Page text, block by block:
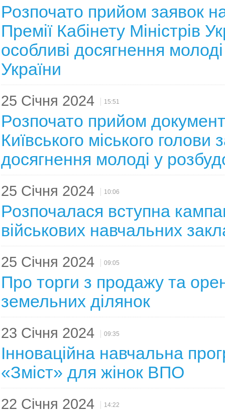
Розпочато прийом заявок
Премії Кабінету Міністрів
особливі досягнення
України
25 Січня 2024 15:51
Розпочато прийом
Київського міського голови
досягнення молоді у
25 Січня 2024 10:06
Розпочалася вступна
військових навчальних
25 Січня 2024 09:05
Про торги з продажу та
земельних ділянок
23 Січня 2024 09:35
Інноваційна навчальна
«Зміст» для жінок ВПО
22 Січня 2024 14:22